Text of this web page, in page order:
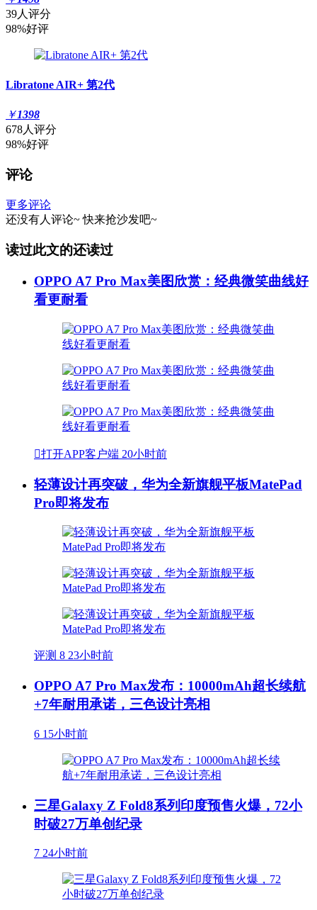
39人评分
98%好评
Libratone AIR+ 第2代
￥1398
678人评分
98%好评
评论
更多评论
还没有人评论~ 快来抢沙发吧~
读过此文的还读过
OPPO A7 Pro Max美图欣赏：经典微笑曲线好
看更耐看
打开APP客户端 20小时前
轻薄设计再突破，华为全新旗舰平板MatePad
Pro即将发布
评测 8 23小时前
OPPO A7 Pro Max发布：10000mAh超长续航
+7年耐用承诺，三色设计亮相
6 15小时前
三星Galaxy Z Fold8系列印度预售火爆，72小
时破27万单创纪录
7 24小时前